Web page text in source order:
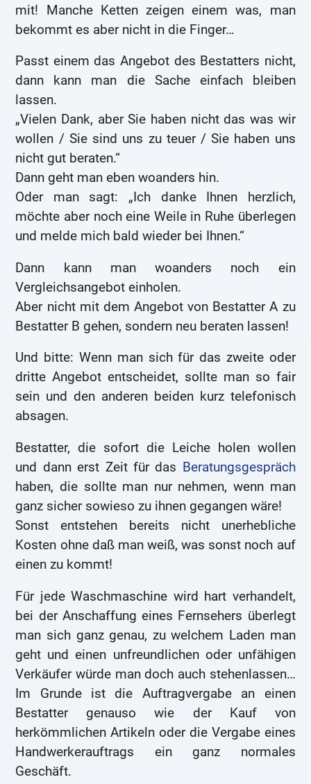
mit! Manche Ketten zeigen einem was, man
bekommt es aber nicht in die Finger…
Passt einem das Angebot des Bestatters nicht,
dann kann man die Sache einfach bleiben
lassen.
„Vielen Dank, aber Sie haben nicht das was wir
wollen / Sie sind uns zu teuer / Sie haben uns
nicht gut beraten.“
Dann geht man eben woanders hin.
Oder man sagt: „Ich danke Ihnen herzlich,
möchte aber noch eine Weile in Ruhe überlegen
und melde mich bald wieder bei Ihnen.“
Dann kann man woanders noch ein
Vergleichsangebot einholen.
Aber nicht mit dem Angebot von Bestatter A zu
Bestatter B gehen, sondern neu beraten lassen!
Und bitte: Wenn man sich für das zweite oder
dritte Angebot entscheidet, sollte man so fair
sein und den anderen beiden kurz telefonisch
absagen.
Bestatter, die sofort die Leiche holen wollen
und dann erst Zeit für das Beratungsgespräch
haben, die sollte man nur nehmen, wenn man
ganz sicher sowieso zu ihnen gegangen wäre!
Sonst entstehen bereits nicht unerhebliche
Kosten ohne daß man weiß, was sonst noch auf
einen zu kommt!
Für jede Waschmaschine wird hart verhandelt,
bei der Anschaffung eines Fernsehers überlegt
man sich ganz genau, zu welchem Laden man
geht und einen unfreundlichen oder unfähigen
Verkäufer würde man doch auch stehenlassen…
Im Grunde ist die Auftragvergabe an einen
Bestatter genauso wie der Kauf von
herkömmlichen Artikeln oder die Vergabe eines
Handwerkerauftrags ein ganz normales
Geschäft.